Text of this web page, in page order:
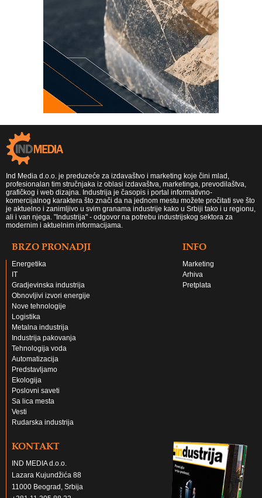
Ind Media d.o.o. je preduzeće za izdavaštvo i marketing koje čini mlad,
profesionalan tim stručnjaka iz oblasi izdavaštva, marketinga, prevodilaštva,
grafičkog i web dizajna. Industrija je časopis i portal informativno-
komercijalnog karaktera što znači da na jednom mestu možete pročitati sve što
je aktuelno i zanimljivo u svim granama industrije kako u Srbiji tako i u regionu,
ali i van njega. "Industrija" - odgovor na potrebu industrijskog sektora za
modernim i aktuelnim informacijama.
BRZO PRONADJI
Energetika
IT
Gradjevinska industrija
Obnovljivi izvori energije
Nove tehnologije
Logistika
Metalna industrija
Industrija pakovanja
Tehnologija voda
Automatizacija
Predstavljamo
Ekologija
Poslovni saveti
Sa lica mesta
Vesti
Rudarska industrija
INFO
Marketing
Arhiva
Pretplata
KONTAKT
IND MEDIA d.o.o.
Lazara Kujundžića 88
11000 Beograd, Srbija